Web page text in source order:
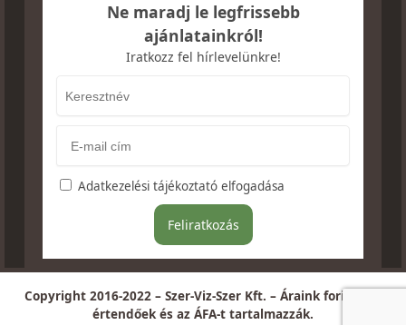
Ne maradj le legfrissebb
ajánlatainkról!
Iratkozz fel hírlevelünkre!
Adatkezelési tájékoztató elfogadása
Copyright 2016-2022 – Szer-Viz-Szer Kft. – Áraink forintban
értendőek és az ÁFA-t tartalmazzák.